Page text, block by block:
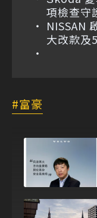
項檢查守
NISSAN
大改款及
富豪